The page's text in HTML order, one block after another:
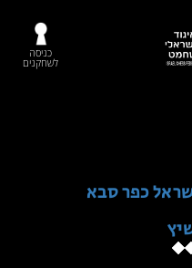
כניסה
לשחקנים
כפר סבא